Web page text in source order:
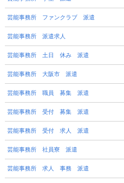
芸能事務所 ファンクラブ 派遣
芸能事務所 派遣求人
芸能事務所 土日 休み 派遣
芸能事務所 大阪市 派遣
芸能事務所 職員 募集 派遣
芸能事務所 受付 募集 派遣
芸能事務所 受付 求人 派遣
芸能事務所 社員寮 派遣
芸能事務所 求人 事務 派遣